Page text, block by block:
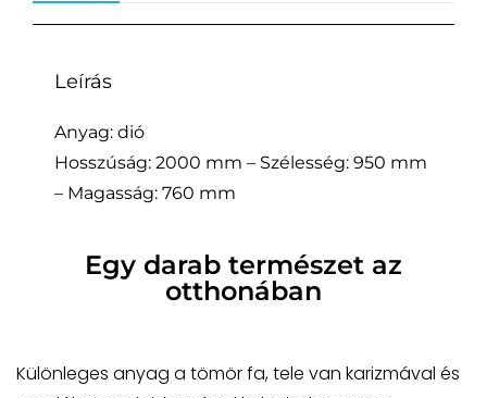
Leírás
Anyag: dió
Hosszúság: 2000 mm – Szélesség: 950 mm
– Magasság: 760 mm
Egy darab természet az
otthonában
Különleges anyag a tömör fa, tele van karizmával és